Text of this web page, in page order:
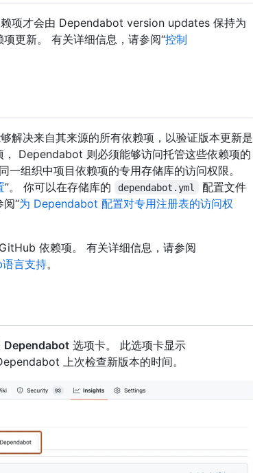
项才会由 Dependabot version updates 保持为
更新。 有关详细信息，请参阅“控制
解决来自其来源的所有依赖项，以验证版本更新是
Dependabot 则必须能够访问托管这些依赖项的
组织中项目依赖项的专用存储库的访问权限。
”。 你可以在存储库的 dependabot.yml
配置文件
“为 Dependabot 配置对专用注册表的访问权
依赖项。 有关详细信息，请参阅
言支持。
Dependabot 选项卡。 此选项卡显示
上次检查新版本的时间。